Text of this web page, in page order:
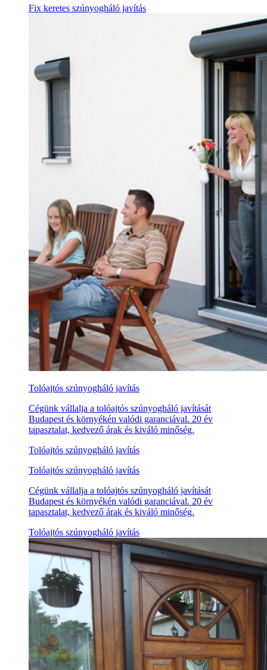
Fix keretes szúnyogháló javítás
Tolóajtós szúnyogháló javítás
Cégünk vállalja a tolóajtós szúnyogháló javítását
Budapest és környékén valódi garanciával. 20 év
tapasztalat, kedvező árak és kiváló minőség.
Tolóajtós szúnyogháló javítás
Tolóajtós szúnyogháló javítás
Cégünk vállalja a tolóajtós szúnyogháló javítását
Budapest és környékén valódi garanciával. 20 év
tapasztalat, kedvező árak és kiváló minőség.
Tolóajtós szúnyogháló javítás